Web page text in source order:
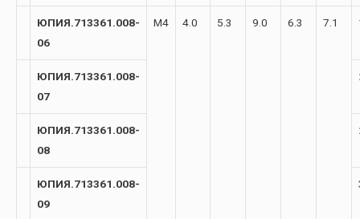
ЮПИЯ.713361.008-
06
М4 4.0 5.3 9.0 6.3 7.1
ЮПИЯ.713361.008-
07
ЮПИЯ.713361.008-
08
ЮПИЯ.713361.008-
09